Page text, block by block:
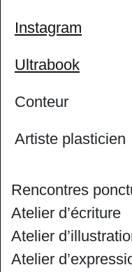
Instagram
Ultrabook
Conteur
Artiste plasticien
Rencontres
Atelier d’écriture
Atelier
Atelier